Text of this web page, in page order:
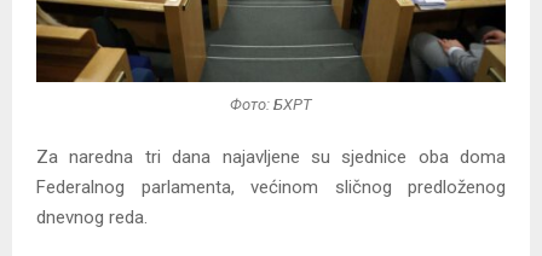
Фото: БХРТ
Za naredna tri dana najavljene su sjednice oba doma
Federalnog parlamenta, većinom sličnog predloženog
dnevnog reda.